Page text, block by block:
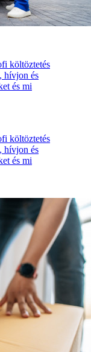
költöztetés
hívjon és
és mi
költöztetés
hívjon és
és mi